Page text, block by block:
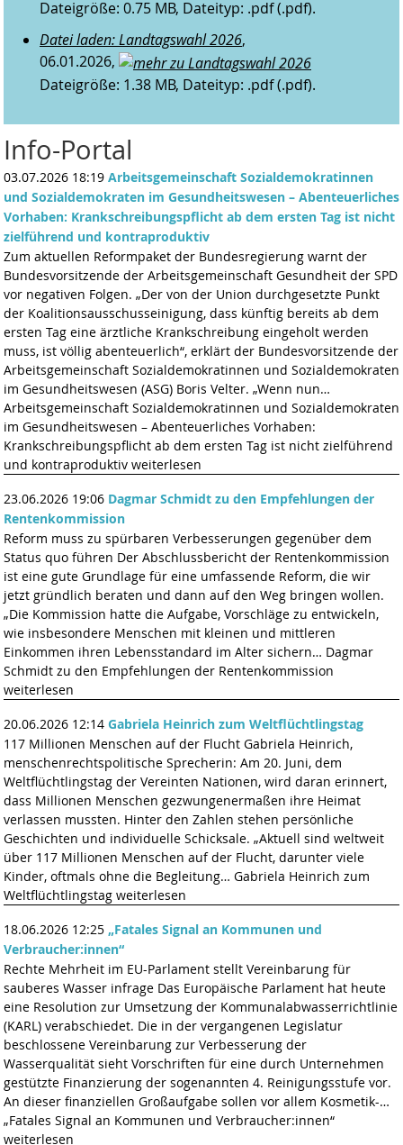
Dateigröße: 0.75 MB, Dateityp: .pdf (.pdf).
Datei laden: Landtagswahl 2026,
06.01.2026,
Dateigröße: 1.38 MB, Dateityp: .pdf (.pdf).
Info-Portal
03.07.2026 18:19 Arbeitsgemeinschaft Sozialdemokratinnen
und Sozialdemokraten im Gesundheitswesen – Abenteuerliches
Vorhaben: Krankschreibungspflicht ab dem ersten Tag ist nicht
zielführend und kontraproduktiv
Zum aktuellen Reformpaket der Bundesregierung warnt der
Bundesvorsitzende der Arbeitsgemeinschaft Gesundheit der SPD
vor negativen Folgen. „Der von der Union durchgesetzte Punkt
der Koalitionsausschusseinigung, dass künftig bereits ab dem
ersten Tag eine ärztliche Krankschreibung eingeholt werden
muss, ist völlig abenteuerlich“, erklärt der Bundesvorsitzende der
Arbeitsgemeinschaft Sozialdemokratinnen und Sozialdemokraten
im Gesundheitswesen (ASG) Boris Velter. „Wenn nun…
Arbeitsgemeinschaft Sozialdemokratinnen und Sozialdemokraten
im Gesundheitswesen – Abenteuerliches Vorhaben:
Krankschreibungspflicht ab dem ersten Tag ist nicht zielführend
und kontraproduktiv weiterlesen
23.06.2026 19:06 Dagmar Schmidt zu den Empfehlungen der
Rentenkommission
Reform muss zu spürbaren Verbesserungen gegenüber dem
Status quo führen Der Abschlussbericht der Rentenkommission
ist eine gute Grundlage für eine umfassende Reform, die wir
jetzt gründlich beraten und dann auf den Weg bringen wollen.
„Die Kommission hatte die Aufgabe, Vorschläge zu entwickeln,
wie insbesondere Menschen mit kleinen und mittleren
Einkommen ihren Lebensstandard im Alter sichern… Dagmar
Schmidt zu den Empfehlungen der Rentenkommission
weiterlesen
20.06.2026 12:14 Gabriela Heinrich zum Weltflüchtlingstag
117 Millionen Menschen auf der Flucht Gabriela Heinrich,
menschenrechtspolitische Sprecherin: Am 20. Juni, dem
Weltflüchtlingstag der Vereinten Nationen, wird daran erinnert,
dass Millionen Menschen gezwungenermaßen ihre Heimat
verlassen mussten. Hinter den Zahlen stehen persönliche
Geschichten und individuelle Schicksale. „Aktuell sind weltweit
über 117 Millionen Menschen auf der Flucht, darunter viele
Kinder, oftmals ohne die Begleitung… Gabriela Heinrich zum
Weltflüchtlingstag weiterlesen
18.06.2026 12:25 „Fatales Signal an Kommunen und
Verbraucher:innen“
Rechte Mehrheit im EU-Parlament stellt Vereinbarung für
sauberes Wasser infrage Das Europäische Parlament hat heute
eine Resolution zur Umsetzung der Kommunalabwasserrichtlinie
(KARL) verabschiedet. Die in der vergangenen Legislatur
beschlossene Vereinbarung zur Verbesserung der
Wasserqualität sieht Vorschriften für eine durch Unternehmen
gestützte Finanzierung der sogenannten 4. Reinigungsstufe vor.
An dieser finanziellen Großaufgabe sollen vor allem Kosmetik-…
„Fatales Signal an Kommunen und Verbraucher:innen“
weiterlesen